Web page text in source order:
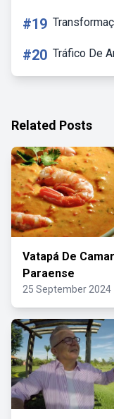
#19
#20 Tráfico De
Related Posts
Vatapá De
Paraense
25 September 2024